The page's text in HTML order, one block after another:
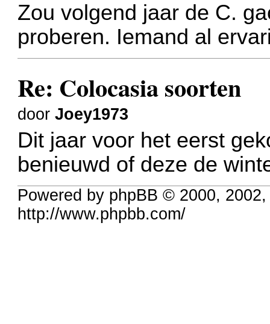
Zou volgend jaar de C.
proberen. Iemand al
Re: Colocasia soorten
doorJoey1973
Dit jaar voor het eerst
benieuwd of deze de
Powered by phpBB © 2000,
http://www.phpbb.com/